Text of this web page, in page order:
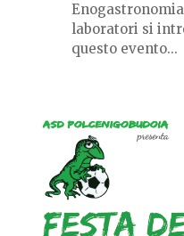
laboratori si
questo evento...